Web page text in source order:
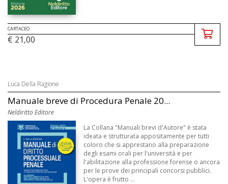
CARTACEO
€ 21,00
Luca Della Ragione
Manuale breve di Procedura Penale 20...
Neldiritto Editore
La Collana "Manuali brevi d'Autore" è stata
ideata e strutturata appositamente per tutti
coloro che si apprestano alla preparazione
degli esami orali per l'università e per
l'abilitazione alla professione forense o ancora
per le prove dei principali concorsi pubblici.
L'opera è frutto ...